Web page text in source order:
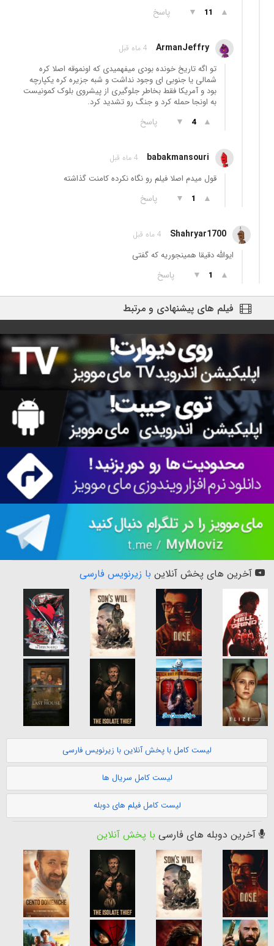
▲
11
▼ پاسخ
ArmanJeffry 4 ماه قبل
تو اگه تاریخ خونده بودی میفهمیدی که اونموقه اصلا کره
شمالی یا جنوبی ای وجود نداشت و شبه جزیره کره یکپارچه
بود و آمریکا فقط بخاطر جلوگیری از پیشروی بلوک کمونیست
به اونجا حمله کرد و جنگ رو تشدید کرد.
▲
4
▼ پاسخ
babakmansouri 4 ماه قبل
قول میدم اصلا فیلم رو نگاه نکرده کامنت گذاشته
▲
1
▼ پاسخ
Shahryar1700 4 ماه قبل
ایوالله دقیقا همینجوریه که گفتی
▲
1
▼ پاسخ
فیلم های پیشنهادی و مرتبط
آخرین های پخش آنلاین با زیرنویس فارسی
لیست کامل با پخش آنلاین با زیرنویس فارسی
لیست کامل سریال ها
لیست کامل فیلم های دوبله
آخرین دوبله های فارسی با پخش آنلاین